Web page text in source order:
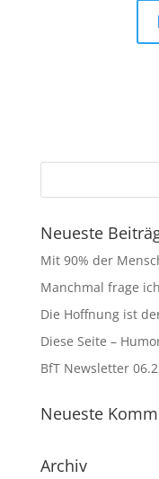
Neueste
Mit 90% der
Manchmal frage
Die Hoffnung ist
Diese Seite –
BfT Newsletter
Neueste
Archiv